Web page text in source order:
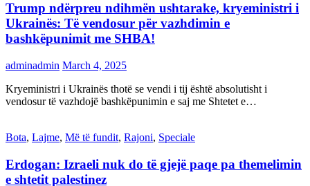
Trump ndërpreu ndihmën ushtarake, kryeministri i
Ukrainës: Të vendosur për vazhdimin e
bashkëpunimit me SHBA!
adminadmin March 4, 2025
Kryeministri i Ukrainës thotë se vendi i tij është absolutisht i
vendosur të vazhdojë bashkëpunimin e saj me Shtetet e…
Bota, Lajme, Më të fundit, Rajoni, Speciale
Erdogan: Izraeli nuk do të gjejë paqe pa themelimin
e shtetit palestinez